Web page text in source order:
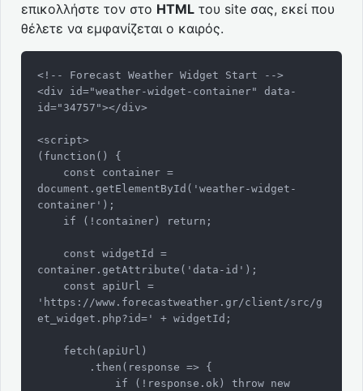
επικολλήστε τον στο HTML του site σας, εκεί που
θέλετε να εμφανίζεται ο καιρός.
<!-- Forecast Weather Widget Start -->
<div id="weather-widget-container" data-
id="34757"></div>
<script>
(function() {
document.getElementById('weather-widget-
container');
container.getAttribute('data-id');
'https://www.forecastweather.gr/client/src/g
et_widget.php?id=' + widgetId;